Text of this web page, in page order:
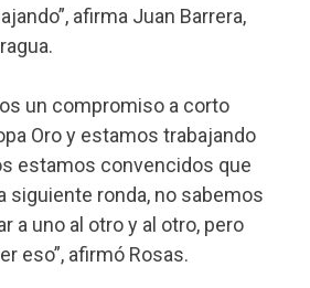
afirma Juan Barrera,
un compromiso a corto
Oro y estamos trabajando
estamos convencidos que
siguiente ronda, no sabemos
a uno al otro y al otro, pero
eso”, afirmó Rosas.